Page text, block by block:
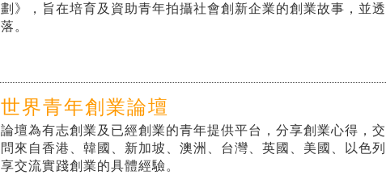
劃》，旨在培育及資助青年拍攝社會創新企業的創業故事，並
落。
世界青年創業論壇
論壇為有志創業及已經創業的青年提供平台，分享創業心得，
問來自香港、韓國、新加坡、澳洲、台灣、英國、美國、以色
享交流實踐創業的具體經驗。